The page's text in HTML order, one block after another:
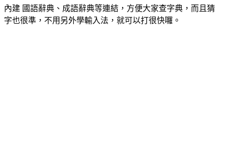
內建 國語辭典、成語辭典等連結，方便大家查字典，而且猜
字也很準，不用另外學輸入法，就可以打很快囉。